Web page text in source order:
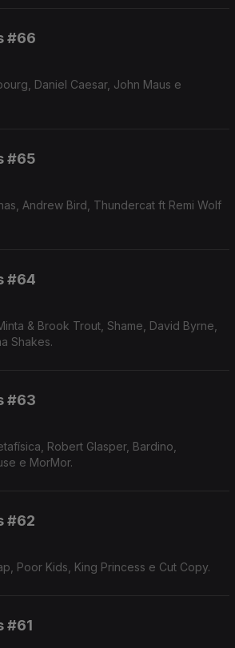
#66
Daniel Caesar, John Maus e
#65
Andrew Bird, Thundercat ft Remi Wolf
#64
& Brook Trout, Shame, David Byrne,
Shakes.
#63
Robert Glasper, Bardino,
e MorMor.
#62
Poor Kids, King Princess e Cut Copy.
#61